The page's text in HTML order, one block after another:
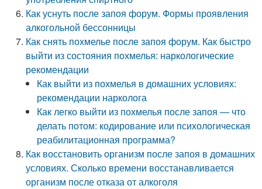
Как уснуть после запоя форум. Формы проявления
алкогольной бессонницы
Как снять похмелье после запоя форум. Как быстро
выйти из состояния похмелья: наркологические
рекомендации
Как выйти из похмелья в домашних условиях:
рекомендации нарколога
Как легко выйти из похмелья после запоя — что
делать потом: кодирование или психологическая
реабилитационная программа?
Как восстановить организм после запоя в домашних
условиях. Сколько времени восстанавливается
организм после отказа от алкоголя